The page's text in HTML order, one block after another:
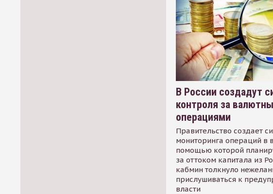
В России создадут
контроля за
операциями
Правительство создает
мониторинга операций в
помощью которой
за оттоком капитала из
кабмин толкнуло
прислушиваться к
власти